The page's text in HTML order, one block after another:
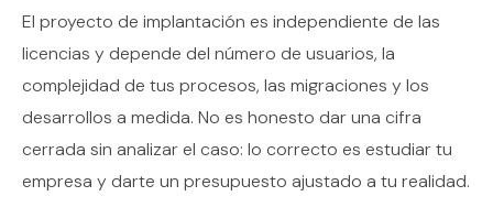
El proyecto de implantación es independiente de las
licencias y depende del número de usuarios, la
complejidad de tus procesos, las migraciones y los
desarrollos a medida. No es honesto dar una cifra
cerrada sin analizar el caso: lo correcto es estudiar tu
empresa y darte un presupuesto ajustado a tu realidad.